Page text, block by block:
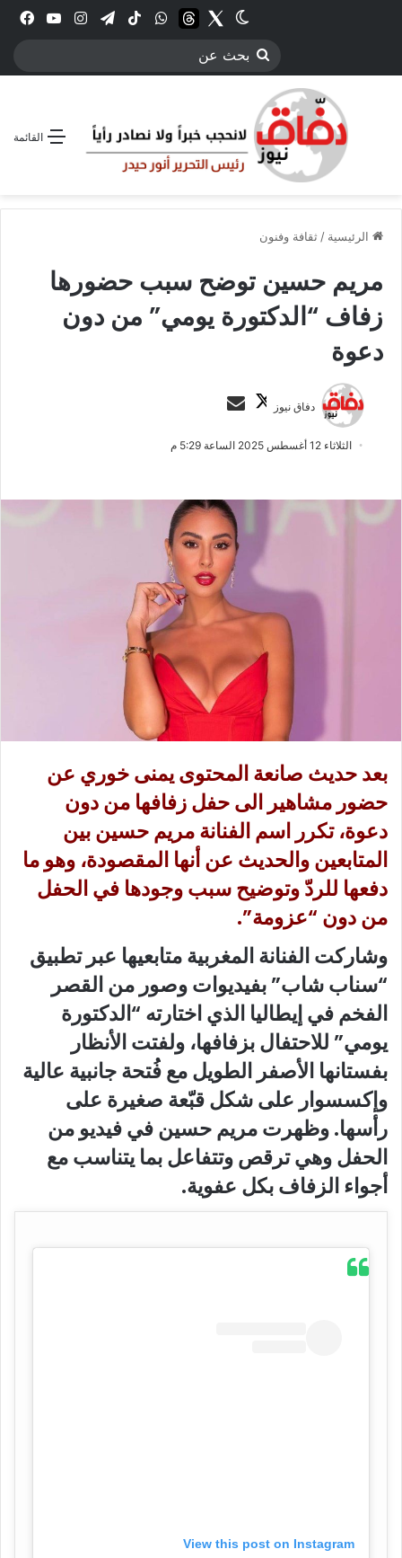
انستقرامتيلقرام‫TikTokواتسابthreadsTwitter
الوضع المظلم
بحث
القائمة
الرئيسية /ثقافة وفنون
مريم حسين توضح سبب حضورها
زفاف “الدكتورة يومي” من دون
دعوة
دفاق نيوز
ت
ب
ل
ى
X
س
ر
ي
د
ا
إ
ل
ت
ر
و
ن
ي
الثلاثاء 12 أغسطس 2025 الساعة 5:29 م
بعد حديث صانعة المحتوى يمنى خوري عن
حضور مشاهير الى حفل زفافها من دون
دعوة، تكرر اسم الفنانة مريم حسين بين
المتابعين والحديث عن أنها المقصودة، وهو ما
دفعها للردّ وتوضيح سبب وجودها في الحفل
من دون “عزومة”.
وشاركت الفنانة المغربية متابعيها عبر تطبيق
“سناب شاب” بفيديوات وصور من القصر
الفخم في إيطاليا الذي اختارته “الدكتورة
يومي” للاحتفال بزفافها، ولفتت الأنظار
بفستانها الأصفر الطويل مع فُتحة جانبية عالية
وإكسسوار على شكل قبّعة صغيرة على
رأسها. وظهرت مريم حسين في فيديو من
الحفل وهي ترقص وتتفاعل بما يتناسب مع
أجواء الزفاف بكل عفوية.
View this post on Instagram